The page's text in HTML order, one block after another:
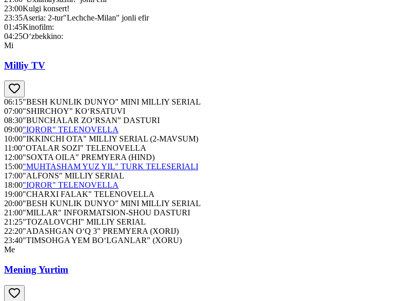
23:00Kulgi konsert!
23:35Aseria: 2-tur"Lechche-Milan" jonli efir
01:45Kinofilm:
04:25O‘zbekkino:
Mi
Milliy TV
06:15"BESH KUNLIK DUNYO" MINI MILLIY SERIAL
07:00"SHIRCHOY" KO‘RSATUVI
08:30"BUNCHALAR ZO‘RSAN" DASTURI
09:00"IQROR" TELENOVELLA
10:00"IKKINCHI OTA" MILLIY SERIAL (2-MAVSUM)
11:00"OTALAR SOZI" TELENOVELLA
12:00"SOXTA OILA" PREMYERA (HIND)
15:00"MUHTASHAM YUZ YIL" TURK TELESERIALI
17:00"ALFONS" MILLIY SERIAL
18:00"IQROR" TELENOVELLA
19:00"CHARXI FALAK" TELENOVELLA
20:00"BESH KUNLIK DUNYO" MINI MILLIY SERIAL
21:00"MILLAR" INFORMATSION-SHOU DASTURI
21:25"TOZALOVCHI" MILLIY SERIAL
22:20"ADASHGAN O‘Q 3" PREMYERA (XORIJ)
23:40"TIMSOHGA YEM BO‘LGANLAR" (XORU)
Me
Mening Yurtim